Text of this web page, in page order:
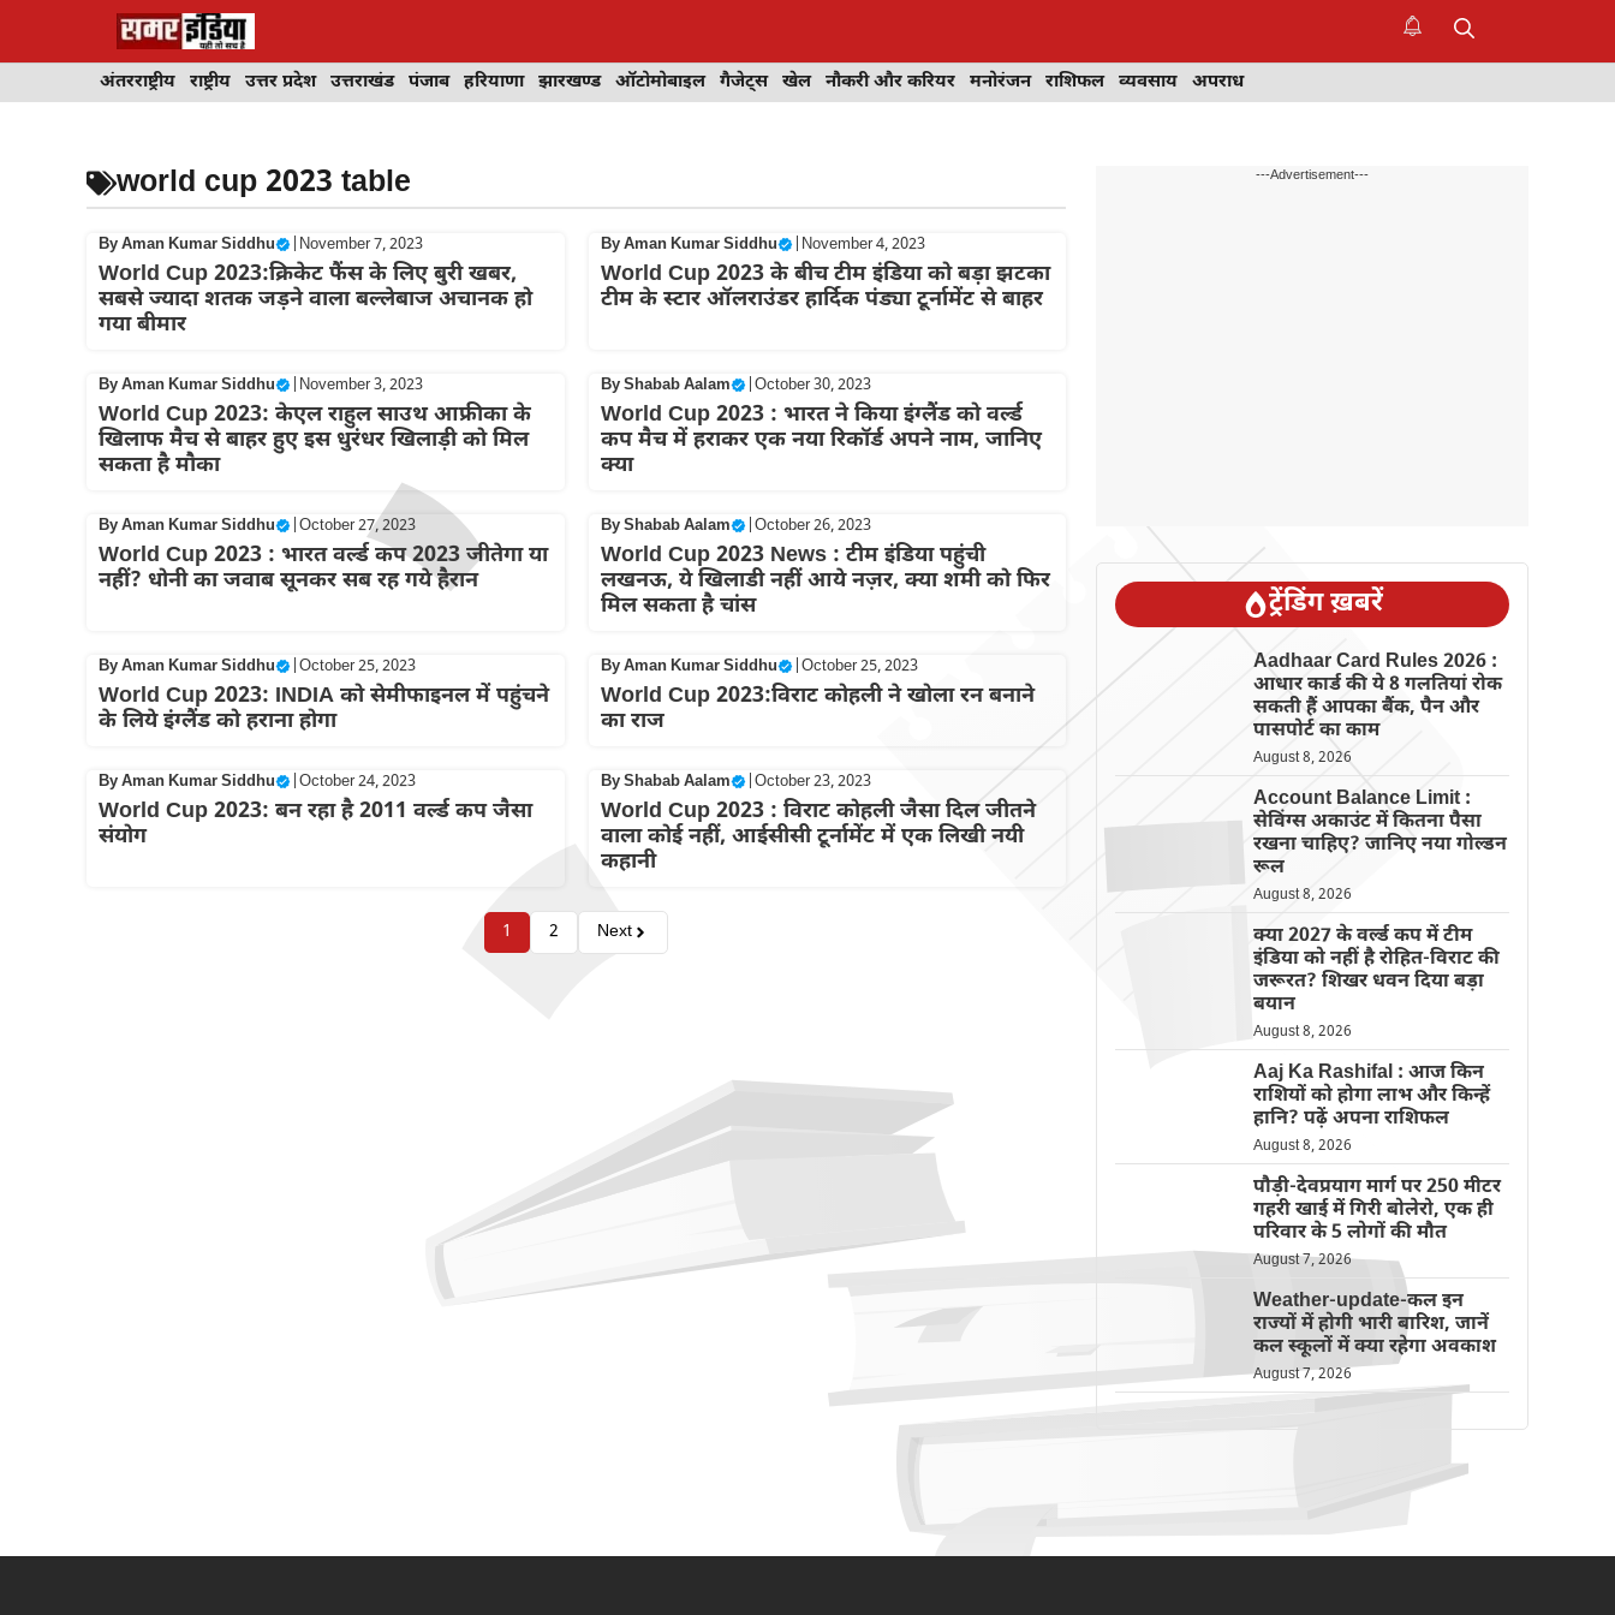
अंतरराष्ट्रीय राष्ट्रीय उत्तर प्रदेश उत्तराखंड पंजाब हरियाणा झारखण्ड ऑटोमोबाइल गैजेट्स खेल नौकरी और करियर मनोरंजन राशिफल व्यवसाय अपराध
world cup 2023 table
ByAman Kumar Siddhu November 7, 2023
World Cup 2023:क्रिकेट फैंस के लिए बुरी खबर,
सबसे ज्यादा शतक जड़ने वाला बल्लेबाज अचानक हो
गया बीमार
ByAman Kumar Siddhu | November 4, 2023
World Cup 2023 के बीच टीम इंडिया को बड़ा झटका
टीम के स्टार ऑलराउंडर हार्दिक पंड्या टूर्नामेंट से बाहर
ByAman Kumar Siddhu November 3, 2023
World Cup 2023: केएल राहुल साउथ आफ्रीका के
खिलाफ मैच से बाहर हुए इस धुरंधर खिलाड़ी को मिल
सकता है मौका
ByShabab Aalam | October 30, 2023
World Cup 2023 : भारत ने किया इंग्लैंड को वर्ल्ड
कप मैच में हराकर एक नया रिकॉर्ड अपने नाम, जानिए
क्या
ByAman Kumar Siddhu October 27, 2023
World Cup 2023 : भारत वर्ल्ड कप 2023 जीतेगा या
नहीं? धोनी का जवाब सूनकर सब रह गये हैरान
ByShabab Aalam | October 26, 2023
World Cup 2023 News : टीम इंडिया पहुंची
लखनऊ, ये खिलाडी नहीं आये नज़र, क्या शमी को फिर
मिल सकता है चांस
ByAman Kumar Siddhu October 25, 2023
World Cup 2023: INDIA को सेमीफाइनल में पहुंचने
के लिये इंग्लैंड को हराना होगा
ByAman Kumar Siddhu | October 25, 2023
World Cup 2023:विराट कोहली ने खोला रन बनाने
का राज
ByAman Kumar Siddhu October 24, 2023
World Cup 2023: बन रहा है 2011 वर्ल्ड कप जैसा
संयोग
ByShabab Aalam | October 23, 2023
World Cup 2023 : विराट कोहली जैसा दिल जीतने
वाला कोई नहीं, आईसीसी टूर्नामेंट में एक लिखी नयी
कहानी
1 2 Next
---Advertisement---
ट्रेंडिंग ख़बरें
Aadhaar Card Rules 2026 :
आधार कार्ड की ये 8 गलतियां रोक
सकती हैं आपका बैंक, पैन और
पासपोर्ट का काम
August 8, 2026
Account Balance Limit :
सेविंग्स अकाउंट में कितना पैसा
रखना चाहिए? जानिए नया गोल्डन
रूल
August 8, 2026
क्या 2027 के वर्ल्ड कप में टीम
इंडिया को नहीं है रोहित-विराट की
जरूरत? शिखर धवन दिया बड़ा
बयान
August 8, 2026
Aaj Ka Rashifal : आज किन
राशियों को होगा लाभ और किन्हें
हानि? पढ़ें अपना राशिफल
August 8, 2026
पौड़ी-देवप्रयाग मार्ग पर 250 मीटर
गहरी खाई में गिरी बोलेरो, एक ही
परिवार के 5 लोगों की मौत
August 7, 2026
Weather-update-कल इन
राज्यों में होगी भारी बारिश, जानें
कल स्कूलों में क्या रहेगा अवकाश
August 7, 2026